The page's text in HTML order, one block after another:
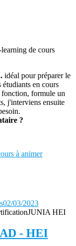
de cours
idéal pour préparer le
en cours
fonction, formule un
j'interviens ensuite
?
à animer
02/03/2023
JUNIA HEI
- HEI